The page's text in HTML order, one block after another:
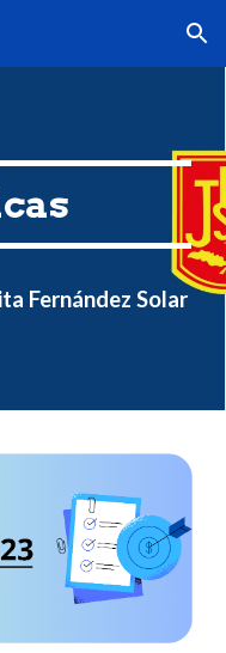
Skip to navigation
Fernández Solar